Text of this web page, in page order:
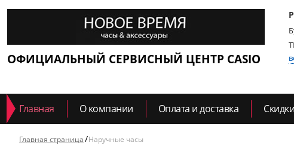
ОФИЦИАЛЬНЫЙ СЕРВИСНЫЙ ЦЕНТР CASIO
Главная О компании Оплата и доставка
Главная страница Наручные часы